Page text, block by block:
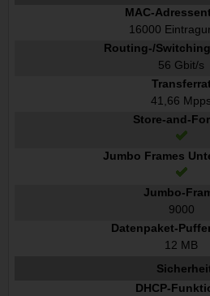
MAC-
16000
Routing-/
56 Gbit/s
41,66 Mpps
Store-and-
Jumbo Frames
Jumbo-
9000
Datenpaket-
12 MB
DHCP-